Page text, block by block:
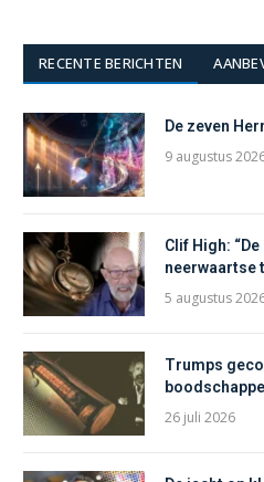
RECENTE BERICHTEN
De zeven
9 augustus
Clif High:
neerwaartse
5 augustus
Trumps
26 juli 2026